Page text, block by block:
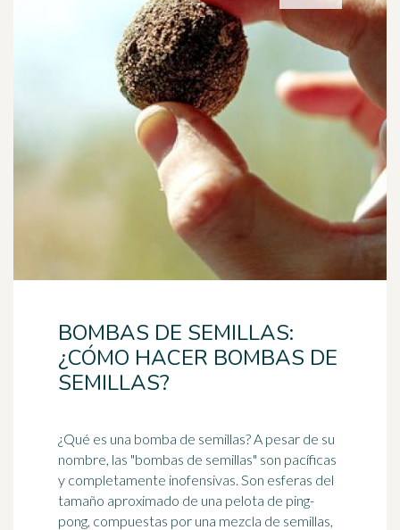
BOMBAS DE SEMILLAS:
¿CÓMO HACER BOMBAS DE
SEMILLAS?
¿Qué es una bomba de semillas? A pesar de su
nombre, las "bombas de semillas" son pacíficas
y completamente inofensivas. Son esferas del
tamaño aproximado de una pelota de ping-
pong, compuestas por una mezcla de semillas,